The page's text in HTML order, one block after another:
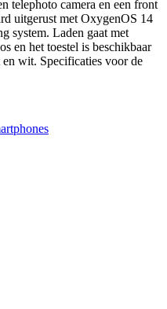
telephoto camera en een front
uitgerust met OxygenOS 14
system. Laden gaat met
en het toestel is beschikbaar
wit. Specificaties voor de